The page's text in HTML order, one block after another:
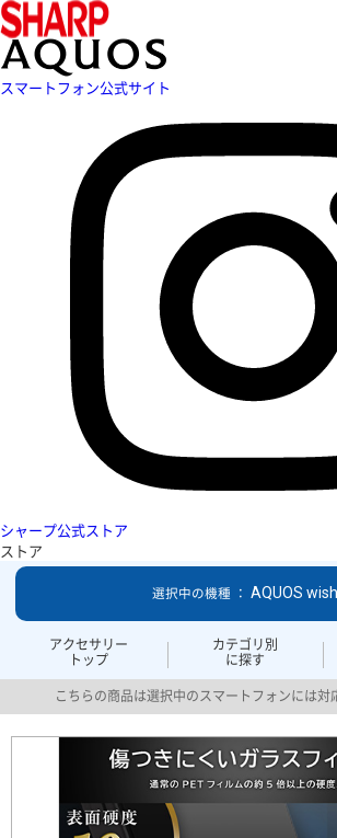
スマートフォン公式サイト
シャープ公式ストア
ストア
アクセサリー
トップ
カテゴリ別
に探す
選択中の機種 ： AQUOS wish
こちらの商品は選択中のスマートフォンには対